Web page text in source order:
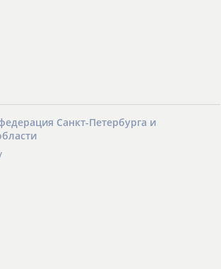
Санкт-Петербурга и